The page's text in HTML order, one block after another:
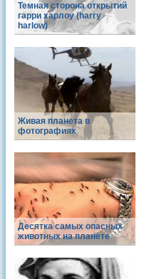
Темная сторона открытий
гарри харлоу (harry
harlow)
Живая планета в
фотографиях
Десятка самых опасных
животных на планете